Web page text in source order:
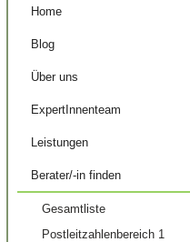
Home
Blog
Über uns
ExpertInnenteam
Leistungen
Berater/-in finden
Gesamtliste
Postleitzahlenbereich 1